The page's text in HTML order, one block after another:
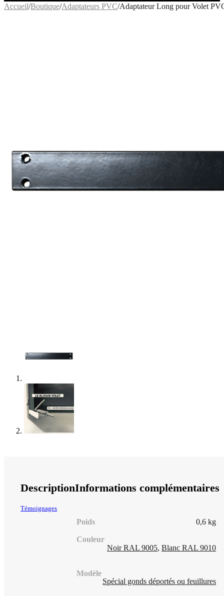
Accueil/Boutique/Adaptateurs PVC/Adaptateur Long pour Volet
Description
Témoignages
Informations complémentaires
Poids 0,6 kg
Couleur
Noir RAL 9005,Blanc RAL 9010
Modèle
Spécial gonds déportés ou feuillures